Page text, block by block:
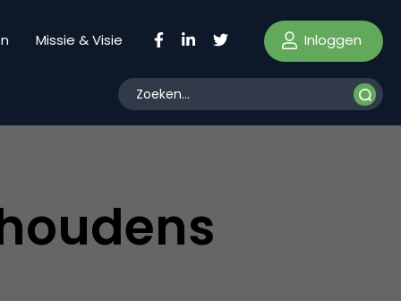
Missie & Visie Inloggen